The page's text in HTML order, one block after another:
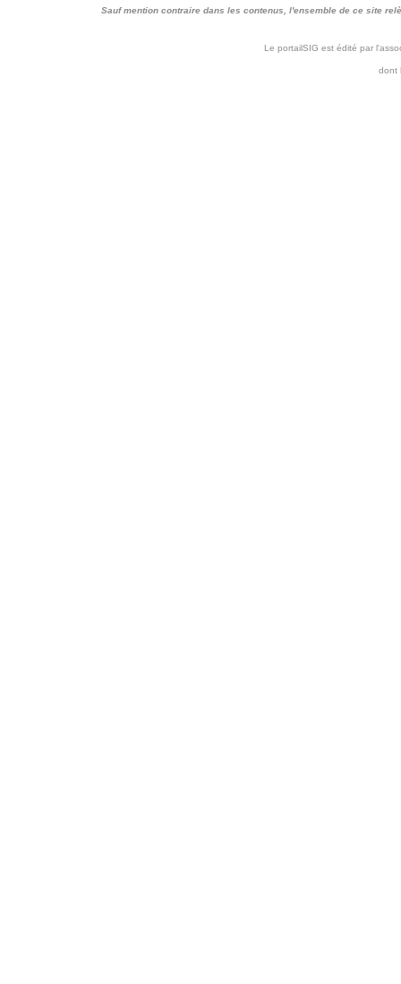
Sauf mention contraire dans les contenus, l'ensemble de ce site
Le portailSIG est édité par
dont